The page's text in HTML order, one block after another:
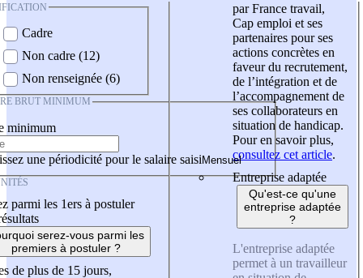
Cadre
Non cadre (12)
Non renseignée (6)
BRUT MINIMUM
minimum
une périodicité pour le salaire saisi
parmi les 1ers à postuler
serez-vous parmi les
premiers à postuler ?
de plus de 15 jours,
par France travail,
Cap emploi et ses
partenaires pour ses
actions concrètes en
faveur du recrutement,
de l’intégration et de
l’accompagnement de
ses collaborateurs en
situation de handicap.
Pour en savoir plus,
consultez cet article.
Entreprise adaptée
Qu'est-ce qu'une
entreprise adaptée
?
L'entreprise adaptée
permet à un travailleur